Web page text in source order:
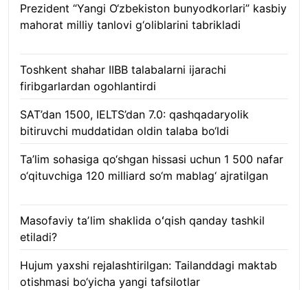
Prezident “Yangi O‘zbekiston bunyodkorlari” kasbiy
mahorat milliy tanlovi g‘oliblarini tabrikladi
Toshkent shahar IIBB talabalarni ijarachi
firibgarlardan ogohlantirdi
SAT’dan 1500, IELTS’dan 7.0: qashqadaryolik
bitiruvchi muddatidan oldin talaba bo‘ldi
Ta’lim sohasiga qo‘shgan hissasi uchun 1 500 nafar
o‘qituvchiga 120 milliard so‘m mablag‘ ajratilgan
Masofaviy taʼlim shaklida oʻqish qanday tashkil
etiladi?
Hujum yaxshi rejalashtirilgan: Tailanddagi maktab
otishmasi bo‘yicha yangi tafsilotlar